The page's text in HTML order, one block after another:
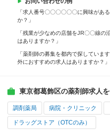
「求人番号〇〇〇〇〇〇に興味があ
か？」
「残業が少なめの店舗をJR〇〇線
はありますか？」
「薬剤師の募集を都内で探していま
外におすすめの求人はありますか？
東京都葛飾区の薬剤師求人
調剤薬局 病院・クリニック
ドラッグストア（OTCのみ）